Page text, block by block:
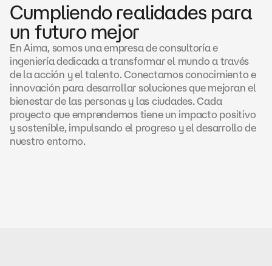
Cumpliendo realidades para
un futuro mejor
En Aima, somos una empresa de consultoría e
ingeniería dedicada a transformar el mundo a través
de la acción y el talento. Conectamos conocimiento e
innovación para desarrollar soluciones que mejoran el
bienestar de las personas y las ciudades. Cada
proyecto que emprendemos tiene un impacto positivo
y sostenible, impulsando el progreso y el desarrollo de
nuestro entorno.